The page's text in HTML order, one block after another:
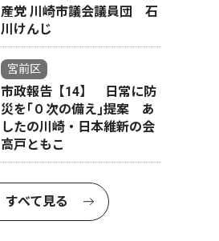
産党 川崎市議会議員団 石
川けんじ
宮前区
市政報告【14】 日常に防
災を｢０次の備え｣提案 あ
したの川崎・日本維新の会
高戸ともこ
すべて見る